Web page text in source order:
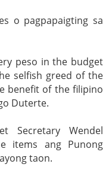
o pagpapaigting sa
peso in the budget
selfish greed of the
benefit of the filipino
Duterte.
Secretary Wendel
items ang Punong
taon.